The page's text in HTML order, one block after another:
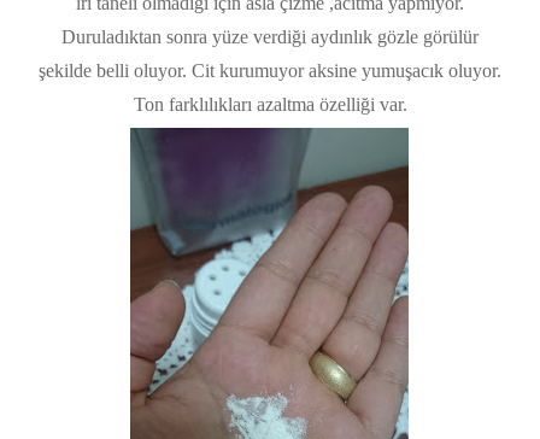
Duruladıktan sonra yüze verdiği aydınlık gözle görülür
şekilde belli oluyor. Cit kurumuyor aksine yumuşacık oluyor.
Ton farklılıkları azaltma özelliği var.